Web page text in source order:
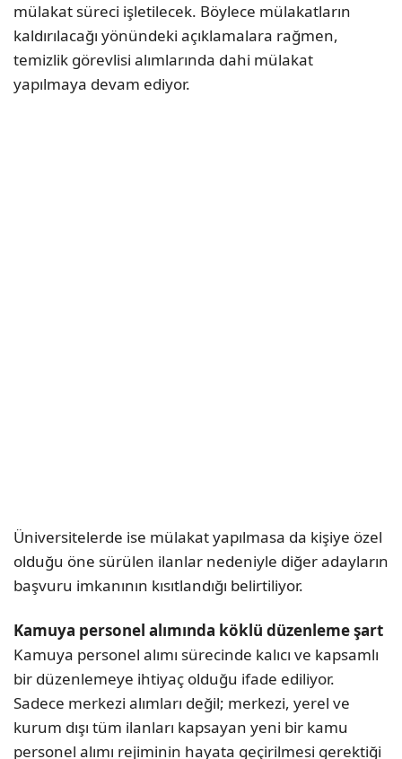
mülakat süreci işletilecek. Böylece mülakatların
kaldırılacağı yönündeki açıklamalara rağmen,
temizlik görevlisi alımlarında dahi mülakat
yapılmaya devam ediyor.
Üniversitelerde ise mülakat yapılmasa da kişiye özel
olduğu öne sürülen ilanlar nedeniyle diğer adayların
başvuru imkanının kısıtlandığı belirtiliyor.
Kamuya personel alımında köklü düzenleme şart
Kamuya personel alımı sürecinde kalıcı ve kapsamlı
bir düzenlemeye ihtiyaç olduğu ifade ediliyor.
Sadece merkezi alımları değil; merkezi, yerel ve
kurum dışı tüm ilanları kapsayan yeni bir kamu
personel alımı rejiminin hayata geçirilmesi gerektiği